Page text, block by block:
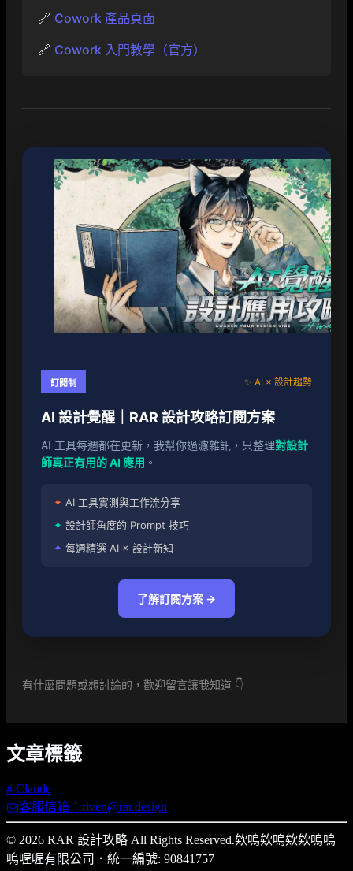
🔗 Cowork 產品頁面
🔗 Cowork 入門教學（官方）
訂閱制 ✨ AI × 設計趨勢
AI 設計覺醒｜RAR 設計攻略訂閱方案
AI 工具每週都在更新，我幫你過濾雜訊，只整理對設計
師真正有用的 AI 應用 。
✦ AI 工具實測與工作流分享
✦ 設計師角度的 Prompt 技巧
✦ 每週精選 AI × 設計新知
了解訂閱方案 →
有什麼問題或想討論的，歡迎留言讓我知道 👇
文章標籤
# Claude
客服信箱：riven@rar.design
© 2026 RAR 設計攻略 All Rights Reserved.欸嗚欸嗚欸欸嗚嗚
嗚喔喔有限公司 ． 統一編號: 90841757